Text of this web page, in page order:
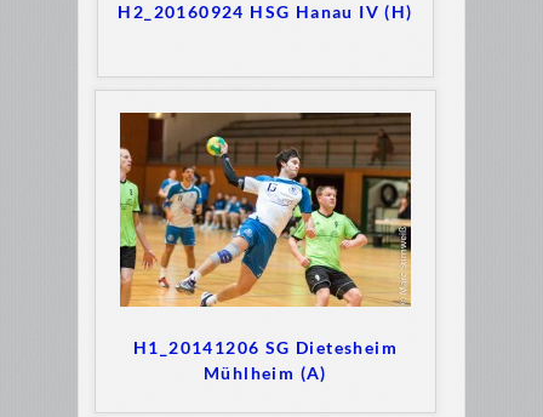
H2_20160924 HSG Hanau IV (H)
H1_20141206 SG Dietesheim
Mühlheim (A)